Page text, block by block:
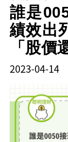
誰是
績效出
「股價
2023-04-14